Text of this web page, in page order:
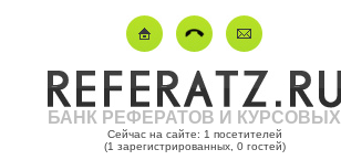
БАНК РЕФЕРАТОВ И КУРСОВЫХ
Сейчас на сайте: 1 посетителей
(1 зарегистрированных, 0 гостей)